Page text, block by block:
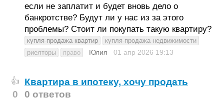
если не заплатит и будет вновь дело о
банкротстве? Будут ли у нас из за этого
проблемы? Стоит ли покупать такую квартиру?
купля-продажа квартир
купля-продажа недвижимости
риелторы
право Юлия 01 апр 2026 19:13
👍
0
Квартира в ипотеку, хочу продать
0 ответов